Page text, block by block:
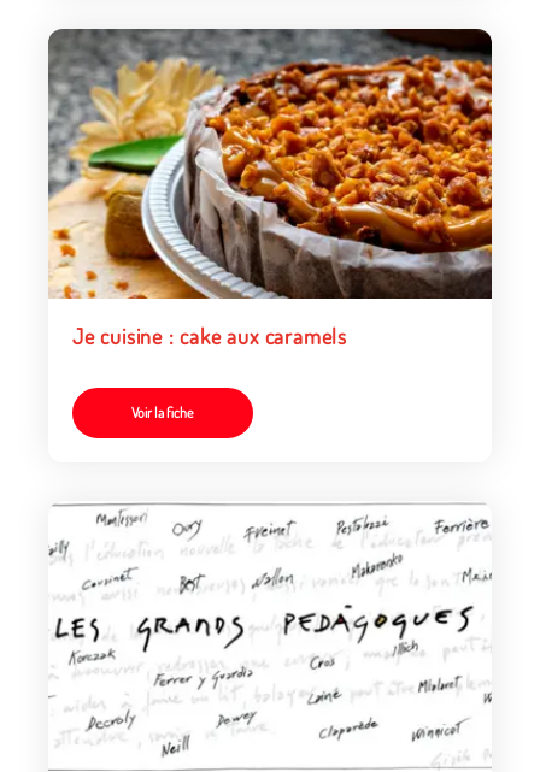
Je cuisine : cake aux caramels
Voir la fiche